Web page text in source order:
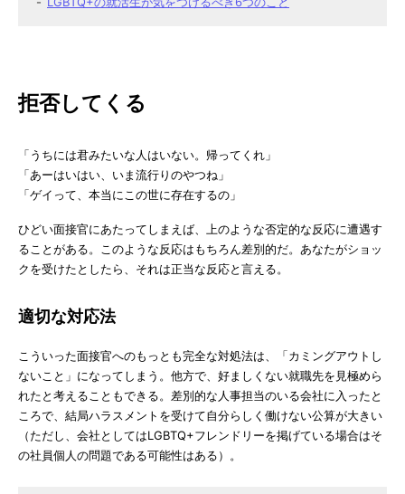
拒否してくる
「うちには君みたいな人はいない。帰ってくれ」
「あーはいはい、いま流行りのやつね」
「ゲイって、本当にこの世に存在するの」
ひどい面接官にあたってしまえば、上のような否定的な反応に遭遇す
ることがある。このような反応はもちろん差別的だ。あなたがショッ
クを受けたとしたら、それは正当な反応と言える。
適切な対応法
こういった面接官へのもっとも完全な対処法は、「カミングアウトし
ないこと」になってしまう。他方で、好ましくない就職先を見極めら
れたと考えることもできる。差別的な人事担当のいる会社に入ったと
ころで、結局ハラスメントを受けて自分らしく働けない公算が大きい
（ただし、会社としてはLGBTQ+フレンドリーを掲げている場合はそ
の社員個人の問題である可能性はある）。